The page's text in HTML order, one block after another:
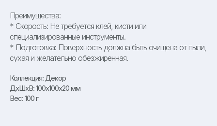
Преимущества:
* Скорость: Не требуется клей, кисти или
специализированные инструменты.
* Подготовка: Поверхность должна быть очищена от пыли,
сухая и желательно обезжиренная.
Коллекция: Декор
ДxШxВ: 100x100x20 мм
Вес: 100 г